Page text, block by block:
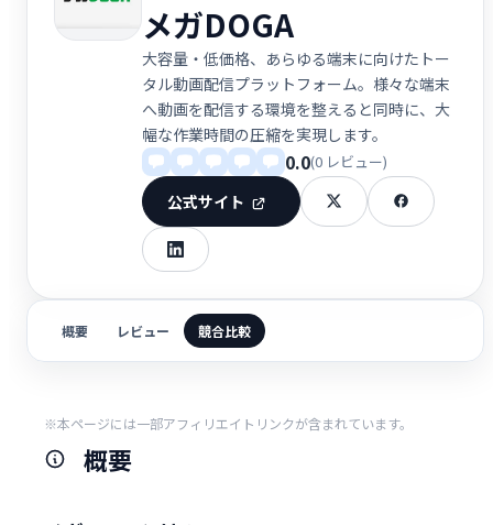
メガDOGA
大容量・低価格、あらゆる端末に向けたトー
タル動画配信プラットフォーム。様々な端末
へ動画を配信する環境を整えると同時に、大
幅な作業時間の圧縮を実現します。
0.0(0 レビュー)
公式サイト
概要 レビュー 競合比較
※本ページには一部アフィリエイトリンクが含まれています。
概要